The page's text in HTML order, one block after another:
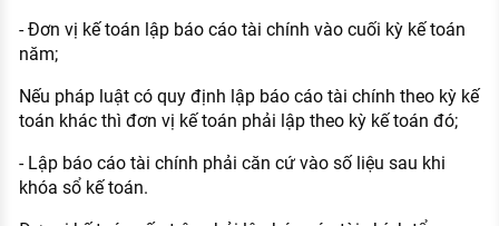
- Đơn vị kế toán lập báo cáo tài chính vào cuối kỳ kế toán
năm;
Nếu pháp luật có quy định lập báo cáo tài chính theo kỳ kế
toán khác thì đơn vị kế toán phải lập theo kỳ kế toán đó;
- Lập báo cáo tài chính phải căn cứ vào số liệu sau khi
khóa sổ kế toán.